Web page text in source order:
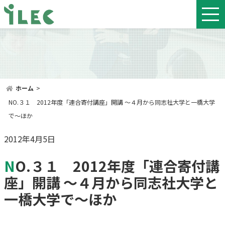
ホーム >
NO.３１ 2012年度「連合寄付講座」開講 ～４月から同志社大学と一橋大学
で～ほか
2012年4月5日
NO.３１ 2012年度「連合寄付講
座」開講 ～４月から同志社大学と
一橋大学で～ほか